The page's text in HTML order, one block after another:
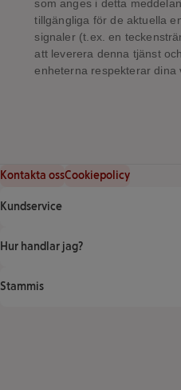
som anges i detta
tillgängliga för de aktuella
signaler (t.ex. en
att leverera denna tjänst
enheterna respekterar dina
Kontakta ossCookiepolicy
Kundservice
Hur handlar jag?
Stammis